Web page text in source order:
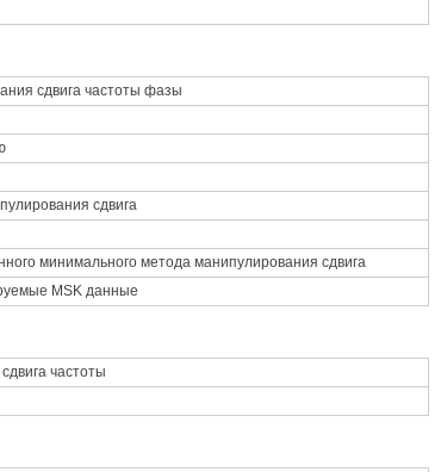
сдвига частоты фазы
сдвига
минимального метода манипулирования сдвига
MSK данные
частоты